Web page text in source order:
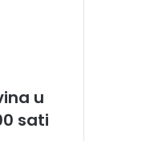
u
sati